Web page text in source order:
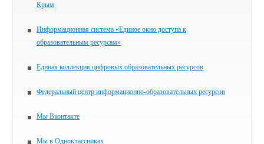
Крым
Информационная система «Единое окно доступа к
образовательным ресурсам»
Единая коллекция цифровых образовательных ресурсов
Федеральный центр информационно-образовательных ресурсов
Мы Вконтакте
Мы в Одноклассниках